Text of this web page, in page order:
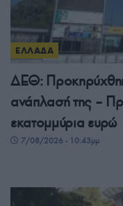
ΕΛΛΑΔΑ
ΔΕΘ:
ανάπλασή της –
εκατομμύρια ευρώ
7/08/2026 - 10:43μμ